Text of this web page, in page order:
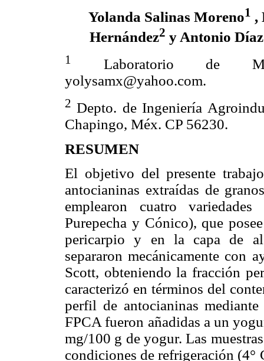
Yolanda Salinas Moreno1 ,
Hernández2 y Antonio
1
Laboratorio de
yolysamx@yahoo.com.
2 Depto. de Ingeniería
Chapingo, Méx. CP 56230.
RESUMEN
El objetivo del presente
antocianinas extraídas de
emplearon cuatro
Purepecha y Cónico), que
pericarpio y en la capa de
separaron mecánicamente con
Scott, obteniendo la fracción
caracterizó en términos del
perfil de antocianinas
FPCA fueron añadidas a un
mg/100 g de yogur. Las
condiciones de refrigeración